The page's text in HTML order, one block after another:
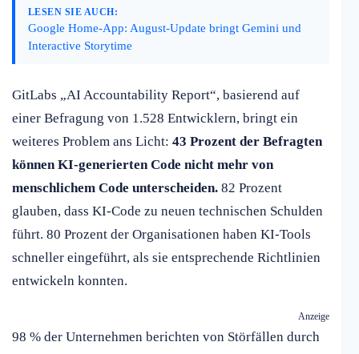
LESEN SIE AUCH:
Google Home-App: August-Update bringt Gemini und
Interactive Storytime
GitLabs „AI Accountability Report“, basierend auf
einer Befragung von 1.528 Entwicklern, bringt ein
weiteres Problem ans Licht: 43 Prozent der Befragten
können KI-generierten Code nicht mehr von
menschlichem Code unterscheiden. 82 Prozent
glauben, dass KI-Code zu neuen technischen Schulden
führt. 80 Prozent der Organisationen haben KI-Tools
schneller eingeführt, als sie entsprechende Richtlinien
entwickeln konnten.
Anzeige
98 % der Unternehmen berichten von Störfällen durch